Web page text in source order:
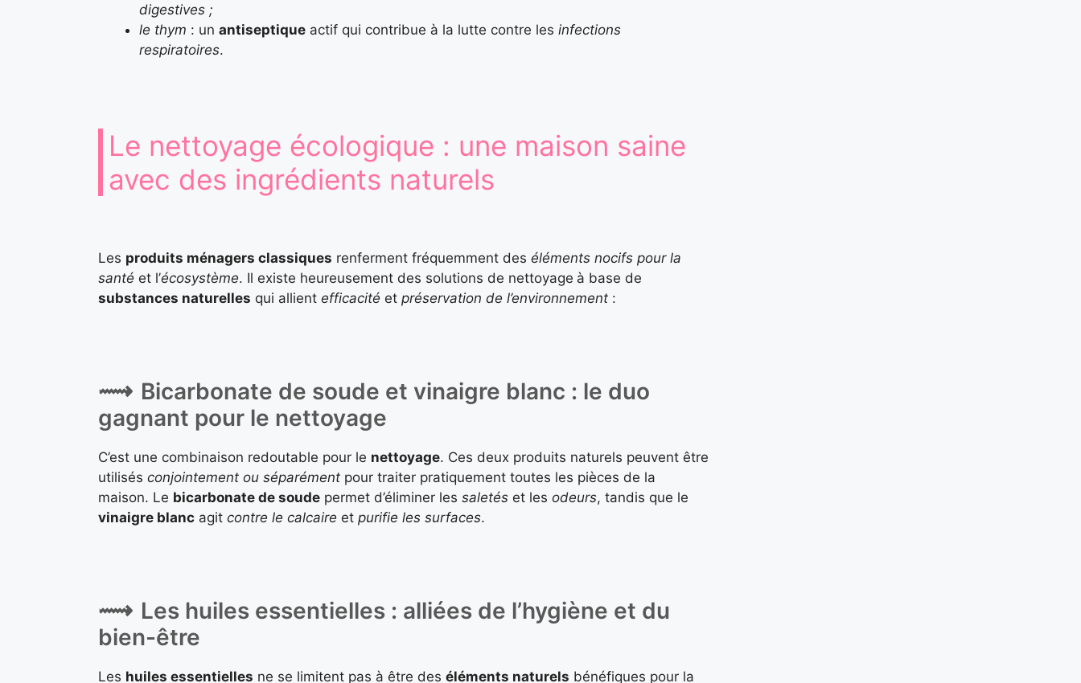
digestives ;
le thym : un antiseptique actif qui contribue à la lutte contre les infections
respiratoires.
Le nettoyage écologique : une maison saine
avec des ingrédients naturels
Les produits ménagers classiques renferment fréquemment des éléments nocifs pour la
santé et l’écosystème. Il existe heureusement des solutions de nettoyage à base de
substances naturelles qui allient efficacité et préservation de l’environnement :
Bicarbonate de soude et vinaigre blanc : le duo
gagnant pour le nettoyage
C’est une combinaison redoutable pour le nettoyage. Ces deux produits naturels peuvent être
utilisés conjointement ou séparément pour traiter pratiquement toutes les pièces de la
maison. Le bicarbonate de soude permet d’éliminer les saletés et les odeurs, tandis que le
vinaigre blanc agit contre le calcaire et purifie les surfaces.
Les huiles essentielles : alliées de l’hygiène et du
bien-être
Les huiles essentielles ne se limitent pas à être des éléments naturels bénéfiques pour la